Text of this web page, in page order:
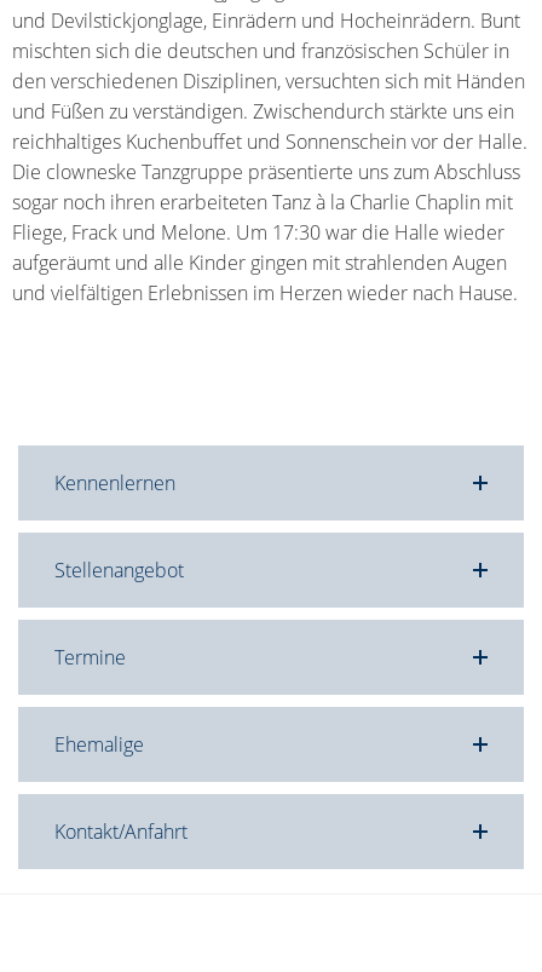
und Devilstickjonglage, Einrädern und Hocheinrädern. Bunt
mischten sich die deutschen und französischen Schüler in
den verschiedenen Disziplinen, versuchten sich mit Händen
und Füßen zu verständigen. Zwischendurch stärkte uns ein
reichhaltiges Kuchenbuffet und Sonnenschein vor der Halle.
Die clowneske Tanzgruppe präsentierte uns zum Abschluss
sogar noch ihren erarbeiteten Tanz à la Charlie Chaplin mit
Fliege, Frack und Melone. Um 17:30 war die Halle wieder
aufgeräumt und alle Kinder gingen mit strahlenden Augen
und vielfältigen Erlebnissen im Herzen wieder nach Hause.
Kennenlernen
Stellenangebot
Termine
Ehemalige
Kontakt/Anfahrt